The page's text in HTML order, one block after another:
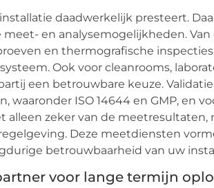
daadwerkelijk presteert.
en analysemogelijkheden.
en thermografische
Ook voor cleanrooms,
een betrouwbare keuze.
waaronder ISO 14644 en GMP, en
alleen zeker van de
Deze meetdiensten
betrouwbaarheid van uw
voor lange termijn